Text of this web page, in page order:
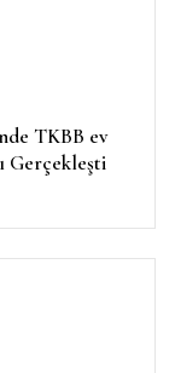
TKBB ev
Gerçekleşti